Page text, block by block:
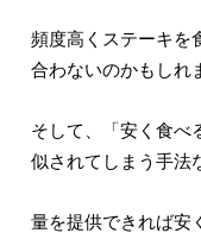
頻度高くステーキを
合わないのかもしれ
そして、「安く食べ
似されてしまう手法
量を提供できれば安